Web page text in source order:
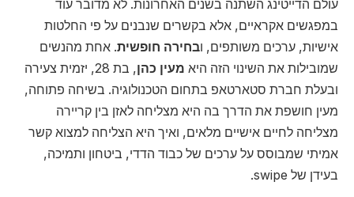
עולם הדייטינג השתנה בשנים האחרונות. לא מדובר עוד
במפגשים אקראיים, אלא בקשרים שנבנים על פי החלטות
אישיות, ערכים משותפים, ובחירה חופשית. אחת מהנשים
שמובילות את השינוי הזה היא מעין כהן
, בת 28, יזמית צעירה
ובעלת חברת סטארטאפ בתחום הטכנולוגיה. בשיחה פתוחה,
מעין חושפת את הדרך בה היא מצליחה לאזן בין קריירה
מצליחה לחיים אישיים מלאים, ואיך היא הצליחה למצוא קשר
אמיתי שמבוסס על ערכים של כבוד הדדי, ביטחון ותמיכה,
בעידן של swipe.